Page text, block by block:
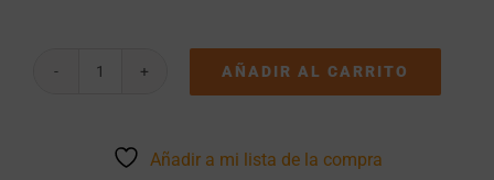
Agua
de
Andalucía
AÑADIR AL CARRITO
Añadir a mi lista de la compra